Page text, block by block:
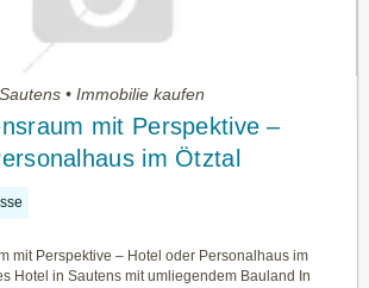
• Immobilie kaufen
mit Perspektive –
im Ötztal
mit Perspektive – Hotel oder Personalhaus im
Hotel in Sautens mit umliegendem Bauland In